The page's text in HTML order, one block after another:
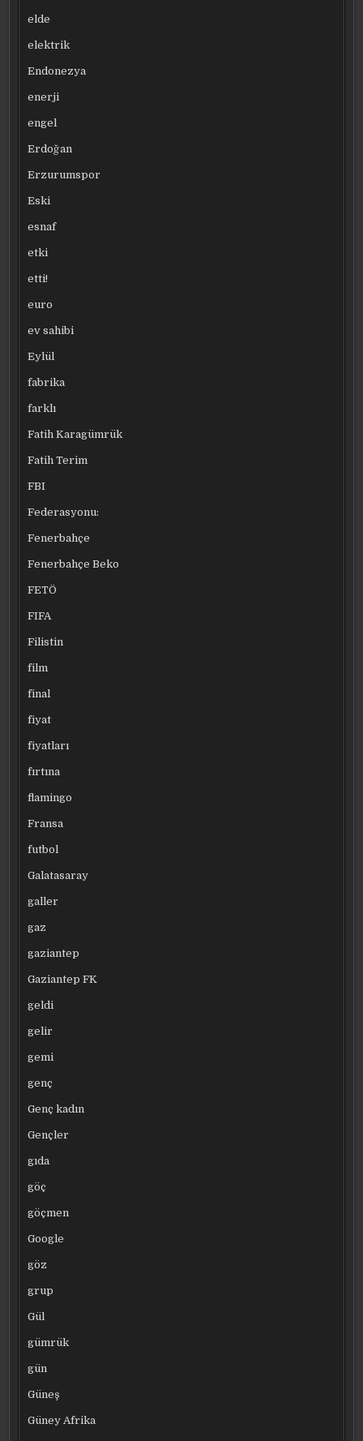
elde
elektrik
Endonezya
enerji
engel
Erdoğan
Erzurumspor
Eski
esnaf
etki
etti!
euro
ev sahibi
Eylül
fabrika
farklı
Fatih Karagümrük
Fatih Terim
FBI
Federasyonu:
Fenerbahçe
Fenerbahçe Beko
FETÖ
FIFA
Filistin
film
final
fiyat
fiyatları
fırtına
flamingo
Fransa
futbol
Galatasaray
galler
gaz
gaziantep
Gaziantep FK
geldi
gelir
gemi
genç
Genç kadın
Gençler
gıda
göç
göçmen
Google
göz
grup
Gül
gümrük
gün
Güneş
Güney Afrika